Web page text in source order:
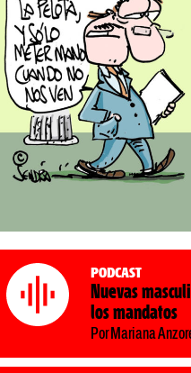
Podcast
Nuevas
los mandatos
Por Mariana